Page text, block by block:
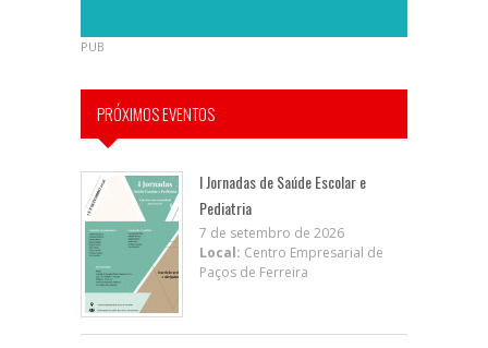
PUB
PRÓXIMOS EVENTOS
I Jornadas de Saúde Escolar e
Pediatria
7 de setembro de 2026
Local: Centro Empresarial de
Paços de Ferreira